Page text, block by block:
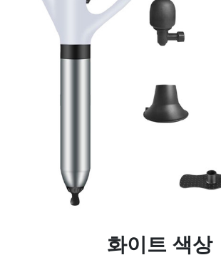
화이트 색상